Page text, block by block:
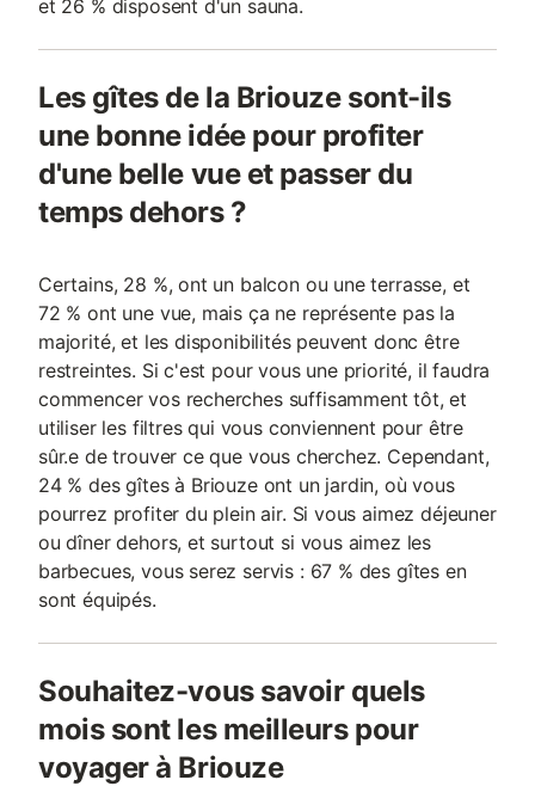
et 26 % disposent d'un sauna.
Les gîtes de la Briouze sont-ils
une bonne idée pour profiter
d'une belle vue et passer du
temps dehors ?
Certains, 28 %, ont un balcon ou une terrasse, et
72 % ont une vue, mais ça ne représente pas la
majorité, et les disponibilités peuvent donc être
restreintes. Si c'est pour vous une priorité, il faudra
commencer vos recherches suffisamment tôt, et
utiliser les filtres qui vous conviennent pour être
sûr.e de trouver ce que vous cherchez. Cependant,
24 % des gîtes à Briouze ont un jardin, où vous
pourrez profiter du plein air. Si vous aimez déjeuner
ou dîner dehors, et surtout si vous aimez les
barbecues, vous serez servis : 67 % des gîtes en
sont équipés.
Souhaitez-vous savoir quels
mois sont les meilleurs pour
voyager à Briouze